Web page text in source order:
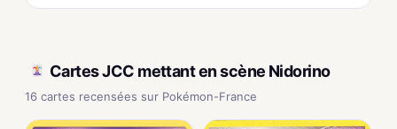
Cartes JCC mettant en scène Nidorino
16 cartes recensées sur Pokémon-France